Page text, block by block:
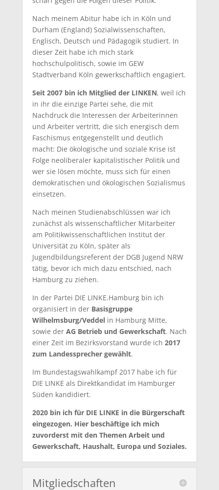
Nach meinem Abitur habe ich in Köln und
Durham (England) Sozialwissenschaften,
Englisch, Deutsch und Pädagogik studiert. In
dieser Zeit habe ich mich stark
hochschulpolitisch, sowie im GEW
Stadtverband Köln gewerkschaftlich engagiert.
Seit 2007 bin ich Mitglied der LINKEN, weil ich
in ihr die einzige Partei sehe, die mit
Nachdruck die Interessen der Arbeiterinnen
und Arbeiter vertritt, die sich energisch dem
Faschismus entgegenstellt und deutlich
macht: Die ökologische und soziale Krise ist
Folge neoliberaler kapitalistischer Politik und
wer sie lösen möchte, muss sich für einen
demokratischen und ökologischen Sozialismus
einsetzen.
Nach meinen Studienabschlüssen war ich
zunächst als wissenschaftlicher Mitarbeiter
am Politikwissenschaftlichen Institut der
Universität zu Köln, später als
Jugendbildungsreferent der DGB Jugend NRW
tätig, bevor ich mich dazu entschied, nach
Hamburg zu ziehen.
In der Partei DIE LINKE.Hamburg bin ich
organisiert in der Basisgruppe
Wilhelmsburg/Veddelin Hamburg Mitte,
sowie der AG Betrieb und Gewerkschaft. Nach
einer Zeit im Bezirksvorstand wurde ich 2017
zum Landessprecher gewählt.
Im Bundestagswahlkampf 2017 habe ich für
DIE LINKE als Direktkandidat im Hamburger
Süden kandidiert.
2020 bin ich für DIE LINKE in die Bürgerschaft
eingezogen. Hier beschäftige ich mich
zuvorderst mit den Themen Arbeit und
Gewerkschaft, Haushalt, Europa und Soziales.
Mitgliedschaften